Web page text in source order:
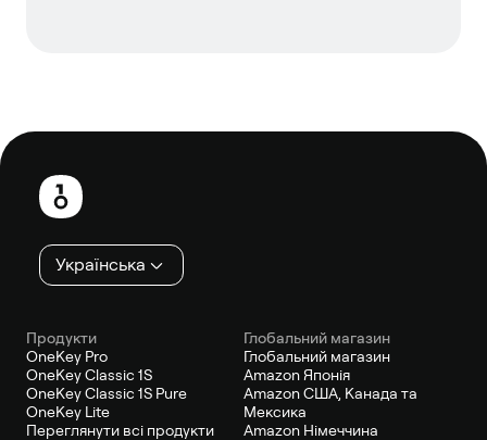
Нижній
колонтитул
Українська
Продукти
OneKey Pro
OneKey Classic 1S
OneKey Classic 1S Pure
OneKey Lite
Переглянути всі продукти
Глобальний магазин
Глобальний магазин
Amazon Японія
Amazon США, Канада та
Мексика
Amazon Німеччина